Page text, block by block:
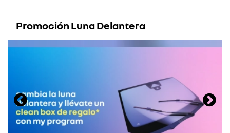
Promoción Luna Delantera